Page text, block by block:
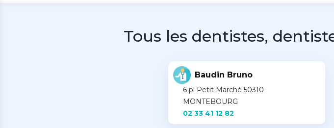
Tous les dentistes,
Baudin Bruno
6 pl Petit Marché 50310
MONTEBOURG
02 33 41 12 82